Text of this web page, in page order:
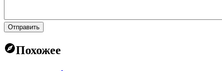
Отправить
Похожее